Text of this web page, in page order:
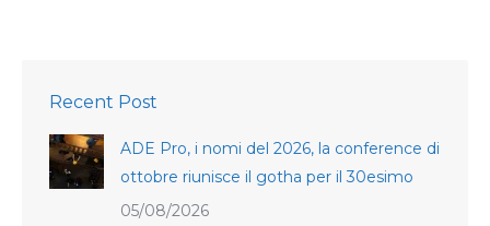
Recent Post
ADE Pro, i nomi del 2026, la conference di
ottobre riunisce il gotha per il 30esimo
05/08/2026